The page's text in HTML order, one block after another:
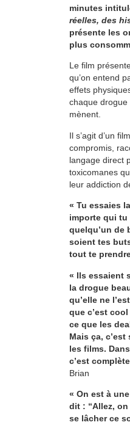
minutes
réelles, des
présente les
plus
Le film
qu’on entend
effets
chaque
mènent.
Il s’agit d’un
compromis,
langage direct
toxicomanes
leur addiction
« Tu essaies
importe qui tu
quelqu’un de
soient tes
tout te
« Ils essaient
la drogue
qu’elle ne
que c’est
ce que les
Mais ça,
les films.
c’est
Brian
« On est à
dit : “Allez,
se lâcher ce